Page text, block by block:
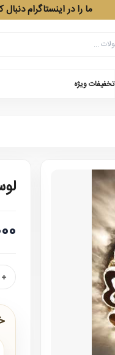
ما را در اینستاگرام دنبال
تخفیفات ویژه